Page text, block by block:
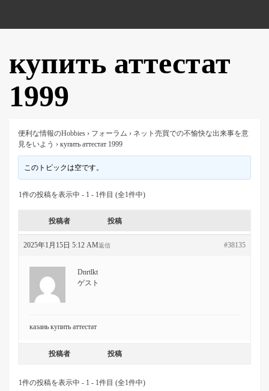
купить аттестат
1999
便利な情報のHobbies › フォーラム › ネット売買での不愉快な出来事を意
見をいよう › купить аттестат 1999
このトピックは空です。
1件の投稿を表示中 - 1 - 1件目 (全1件中)
投稿者 投稿
2025年1月15日 5:12 AM #38135
返信
Dnrtlkt
ゲスト
казань купить аттестат
投稿者 投稿
1件の投稿を表示中 - 1 - 1件目 (全1件中)